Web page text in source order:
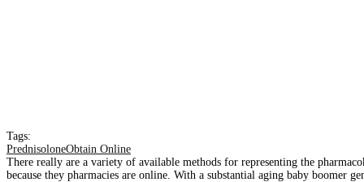
Tags:
PrednisoloneObtain Online
There really are a variety of available methods for representing the
because they pharmacies are online. With a substantial aging baby boomer